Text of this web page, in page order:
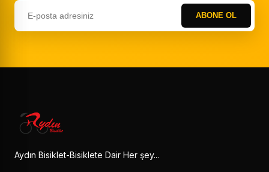
ABONE OL
Aydın Bisiklet-Bisiklete Dair Her şey...